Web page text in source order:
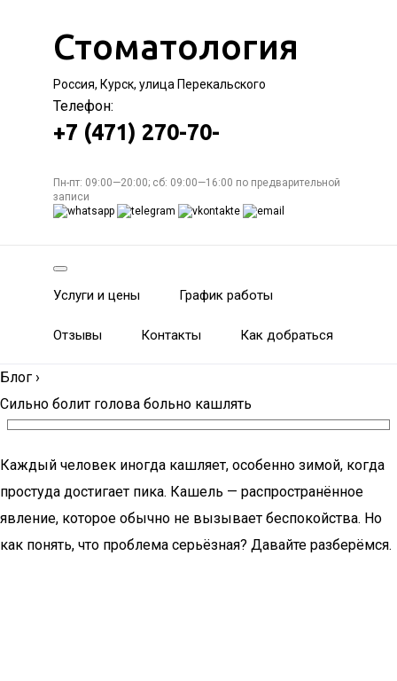
Стоматология
Россия, Курск, улица Перекальского
Телефон:
+7 (471) 270-70-
Пн-пт: 09:00—20:00; сб: 09:00—16:00 по предварительной
записи
Услуги и цены График работы
Отзывы Контакты Как добраться
Блог ›
Сильно болит голова больно кашлять
Каждый человек иногда кашляет, особенно зимой, когда
простуда достигает пика. Кашель — распространённое
явление, которое обычно не вызывает беспокойства. Но
как понять, что проблема серьёзная? Давайте разберёмся.